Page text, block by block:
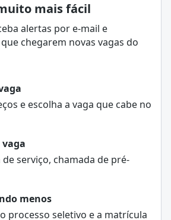
mais fácil
alertas por e-mail e
chegarem novas vagas do
e escolha a vaga que cabe no
de serviço, chamada de pré-
menos
processo seletivo e a matrícula